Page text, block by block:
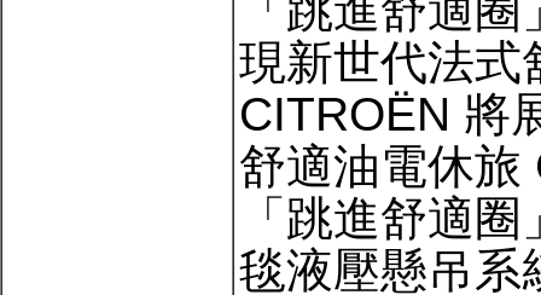
現新世代法式
CITROËN 將
舒適油電休旅
「跳進舒適
毯液壓懸吊系